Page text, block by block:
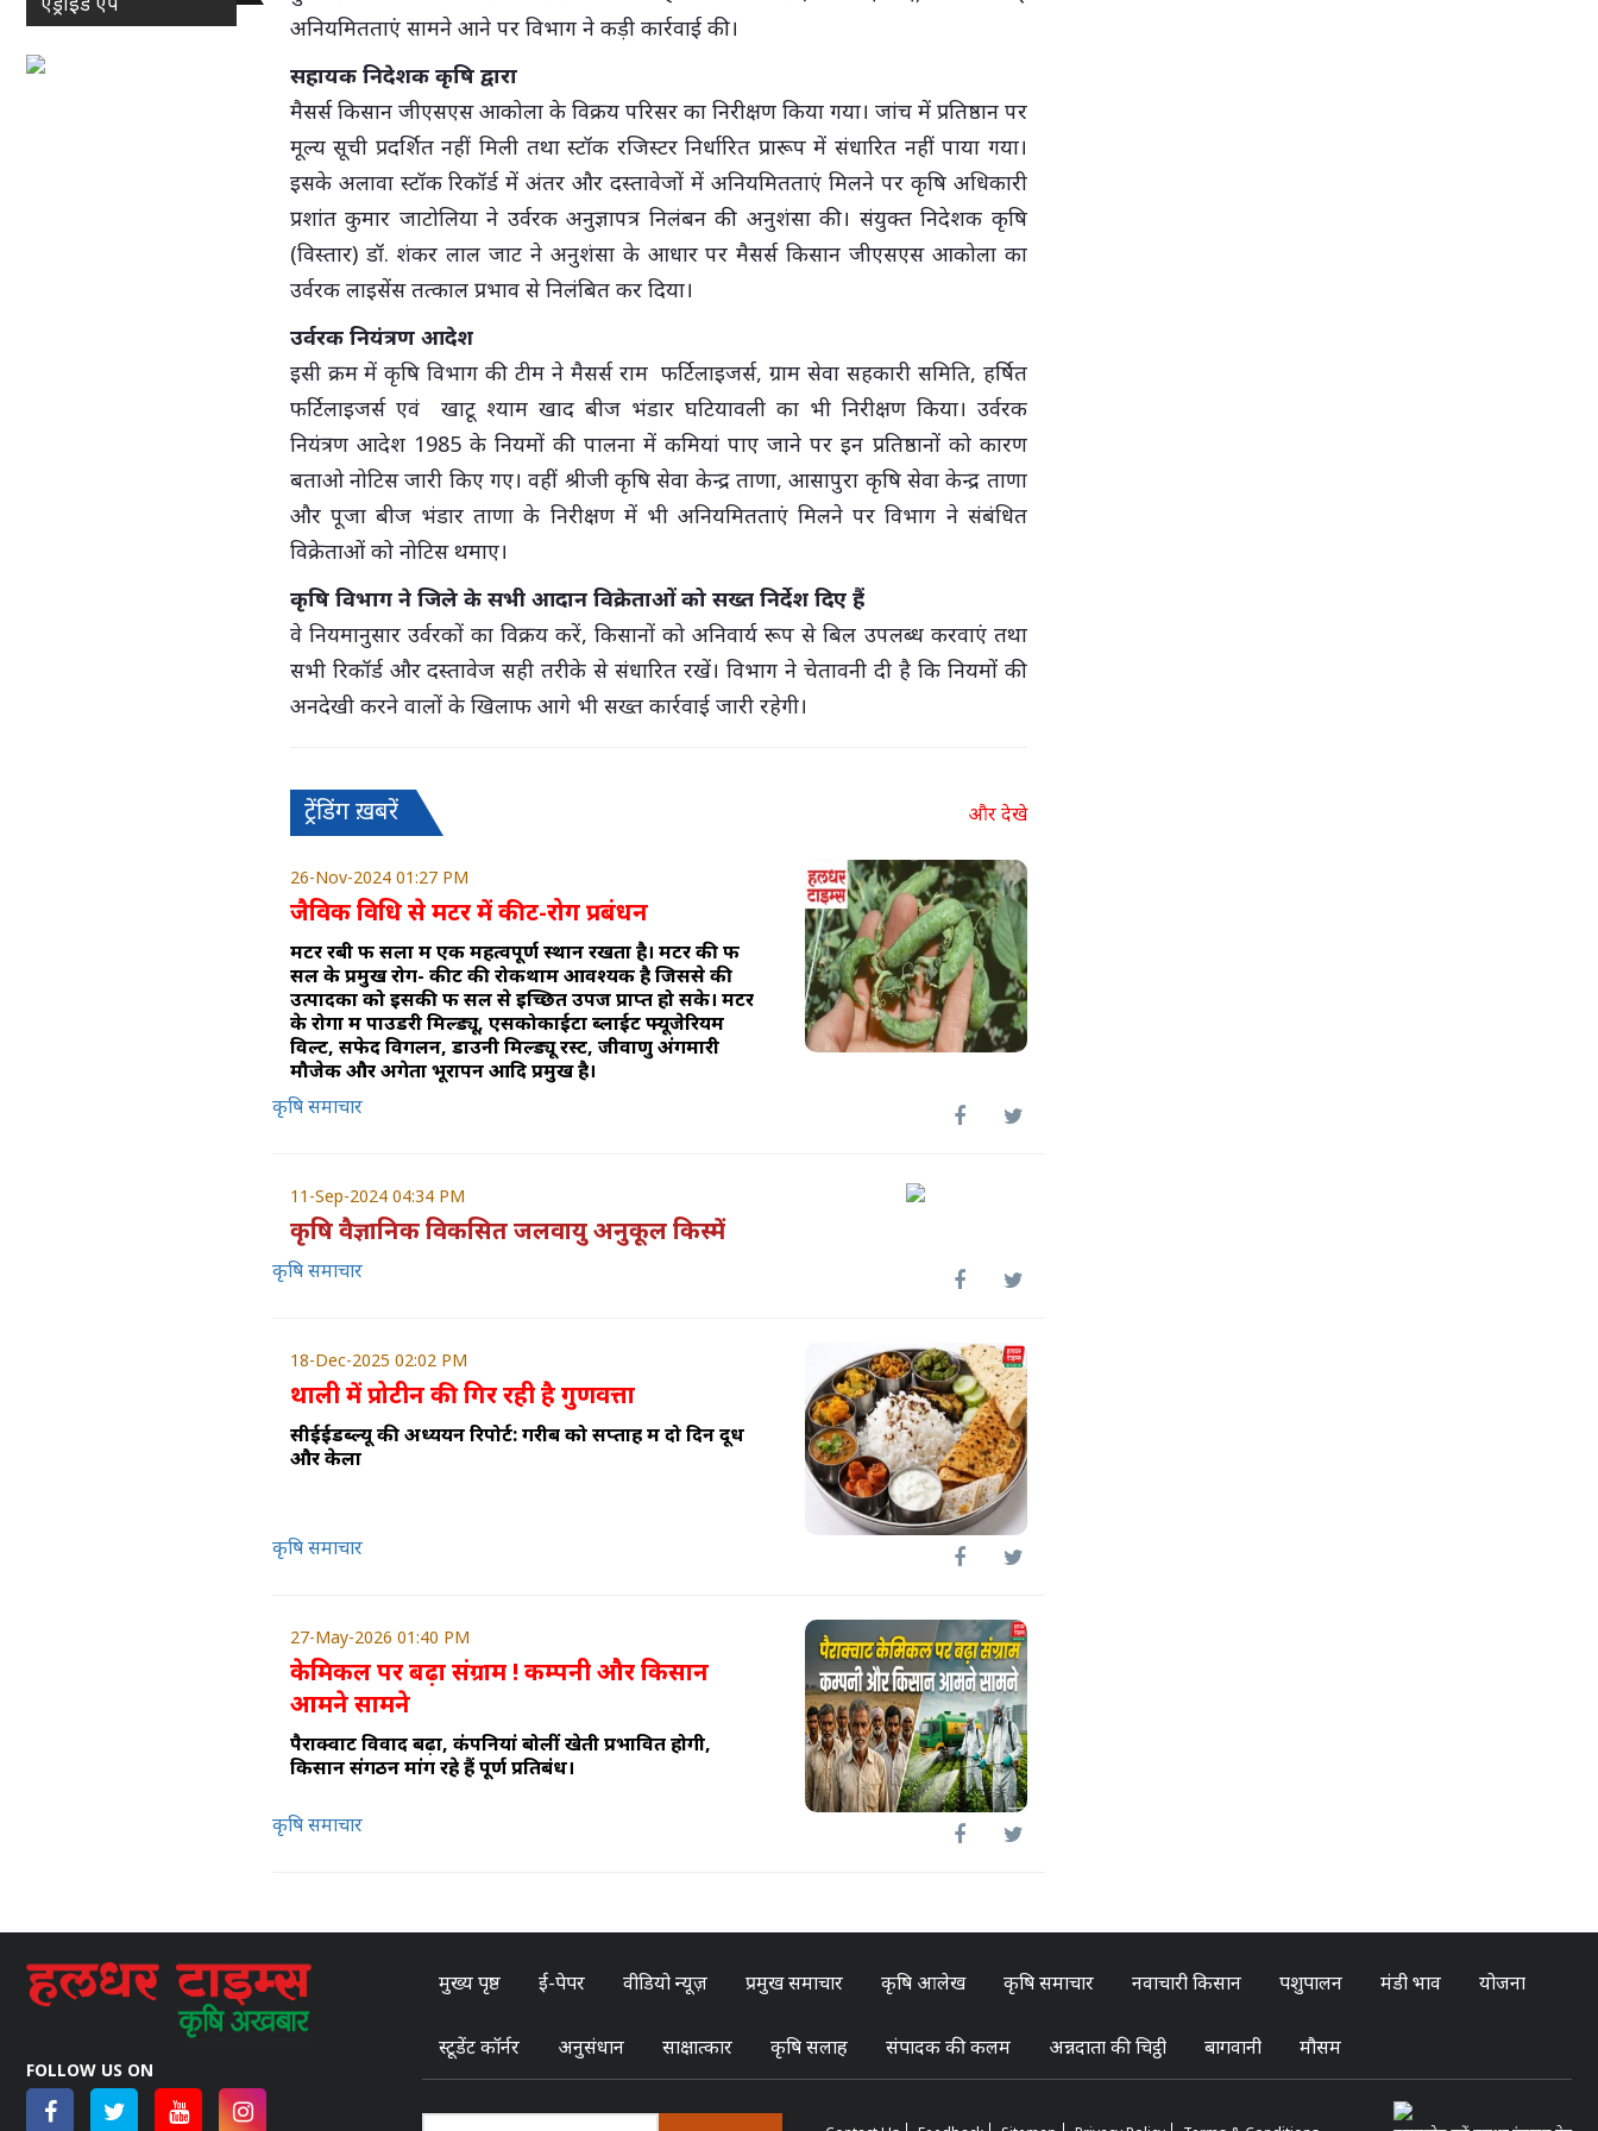
अनियमितताएं सामने आने पर विभाग ने कड़ी कार्रवाई की।
सहायक निदेशक कृषि द्वारा
मैसर्स किसान जीएसएस आकोला के विक्रय परिसर का निरीक्षण किया गया। जांच में प्रतिष्ठान पर
मूल्य सूची प्रदर्शित नहीं मिली तथा स्टॉक रजिस्टर निर्धारित प्रारूप में संधारित नहीं पाया गया।
इसके अलावा स्टॉक रिकॉर्ड में अंतर और दस्तावेजों में अनियमितताएं मिलने पर कृषि अधिकारी
प्रशांत कुमार जाटोलिया ने उर्वरक अनुज्ञापत्र निलंबन की अनुशंसा की। संयुक्त निदेशक कृषि
(विस्तार) डॉ. शंकर लाल जाट ने अनुशंसा के आधार पर मैसर्स किसान जीएसएस आकोला का
उर्वरक लाइसेंस तत्काल प्रभाव से निलंबित कर दिया।
उर्वरक नियंत्रण आदेश
इसी क्रम में कृषि विभाग की टीम ने मैसर्स राम फर्टिलाइजर्स, ग्राम सेवा सहकारी समिति, हर्षित
फर्टिलाइजर्स एवं खाटू श्याम खाद बीज भंडार घटियावली का भी निरीक्षण किया। उर्वरक
नियंत्रण आदेश 1985 के नियमों की पालना में कमियां पाए जाने पर इन प्रतिष्ठानों को कारण
बताओ नोटिस जारी किए गए। वहीं श्रीजी कृषि सेवा केन्द्र ताणा, आसापुरा कृषि सेवा केन्द्र ताणा
और पूजा बीज भंडार ताणा के निरीक्षण में भी अनियमितताएं मिलने पर विभाग ने संबंधित
विक्रेताओं को नोटिस थमाए।
कृषि विभाग ने जिले के सभी आदान विक्रेताओं को सख्त निर्देश दिए हैं
वे नियमानुसार उर्वरकों का विक्रय करें, किसानों को अनिवार्य रूप से बिल उपलब्ध करवाएं तथा
सभी रिकॉर्ड और दस्तावेज सही तरीके से संधारित रखें। विभाग ने चेतावनी दी है कि नियमों की
अनदेखी करने वालों के खिलाफ आगे भी सख्त कार्रवाई जारी रहेगी।
ट्रेंडिंग ख़बरें और देखे
26-Nov-2024 01:27 PM
जैविक विधि से मटर में कीट-रोग प्रबंधन
मटर रबी फ सलों में एक महत्वपूर्ण स्थान रखता है। मटर की फ
सल के प्रमुख रोग- कीट की रोकथाम आवश्यक है जिससे की
उत्पादकों को इसकी फ सल से इच्छित उपज प्राप्त हो सके। मटर
के रोगों में पाउडरी मिल्ड्यू, एसकोकाईटा ब्लाईट फ्यूजेरियम
विल्ट, सफेद विगलन, डाउनी मिल्ड्यू रस्ट, जीवाणु अंगमारी
मौजेक और अगेता भूरापन आदि प्रमुख है।
कृषि समाचार
11-Sep-2024 04:34 PM
कृषि वैज्ञानिक विकसित जलवायु अनुकूल किस्में
कृषि समाचार
18-Dec-2025 02:02 PM
थाली में प्रोटीन की गिर रही है गुणवत्ता
सीईईडब्ल्यू की अध्ययन रिपोर्ट: गरीब को सप्ताह में दो दिन दूध
और केला
कृषि समाचार
27-May-2026 01:40 PM
केमिकल पर बढ़ा संग्राम ! कम्पनी और किसान
आमने सामने
पैराक्वाट विवाद बढ़ा, कंपनियां बोलीं खेती प्रभावित होगी,
किसान संगठन मांग रहे हैं पूर्ण प्रतिबंध।
कृषि समाचार
FOLLOW US ON
मुख्य पृष्ठ ई-पेपर वीडियो न्यूज़ प्रमुख समाचार कृषि आलेख कृषि समाचार नवाचारी किसान पशुपालन मंडी भाव योजना
स्टूडेंट कॉर्नर अनुसंधान साक्षात्कार कृषि सलाह संपादक की कलम अन्नदाता की चिट्ठी बागवानी मौसम